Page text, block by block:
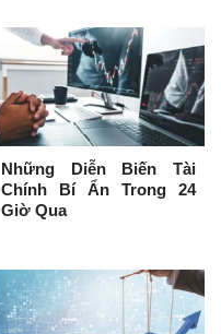
Những Diễn Biến Tài
Chính Bí Ẩn Trong 24
Giờ Qua